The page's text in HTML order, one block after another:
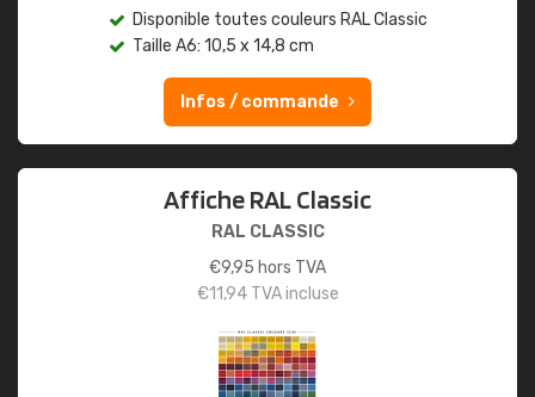
Disponible toutes couleurs RAL Classic
Taille A6: 10,5 x 14,8 cm
Infos / commande
Affiche RAL Classic
RAL CLASSIC
€9,95 hors TVA
€11,94TVA incluse